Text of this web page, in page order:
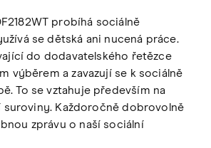
probíhá sociálně
se dětská ani nucená práce.
do dodavatelského řetězce
výběrem a zavazují se k sociálně
To se vztahuje především na
suroviny. Každoročně dobrovolně
zprávu o naší sociální